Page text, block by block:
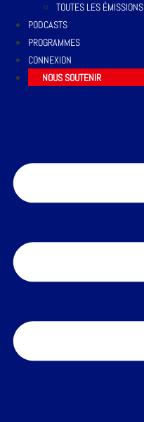
TOUTES LES ÉMISSIONS
PODCASTS
PROGRAMMES
CONNEXION
NOUS SOUTENIR